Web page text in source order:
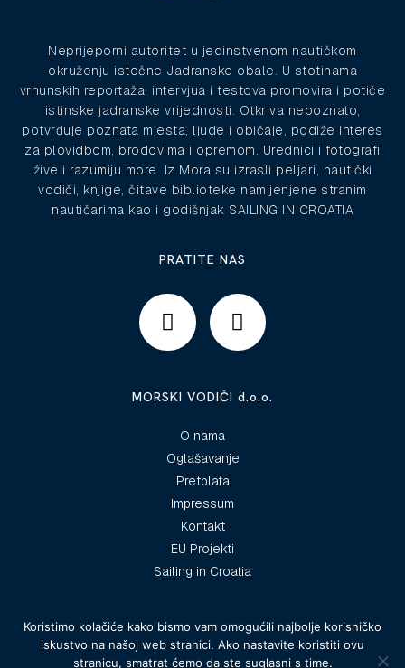
Neprijeporni autoritet u jedinstvenom nautičkom
okruženju istočne Jadranske obale. U stotinama
vrhunskih reportaža, intervjua i testova promovira i potiče
istinske jadranske vrijednosti. Otkriva nepoznato,
potvrđuje poznata mjesta, ljude i običaje, podiže interes
za plovidbom, brodovima i opremom. Urednici i fotografi
žive i razumiju more. Iz Mora su izrasli peljari, nautički
vodiči, knjige, čitave biblioteke namijenjene stranim
nautičarima kao i godišnjak SAILING IN CROATIA
PRATITE NAS
MORSKI VODIČI d.o.o.
O nama
Oglašavanje
Pretplata
Impressum
Kontakt
EU Projekti
Sailing in Croatia
© 2025 Morski vodiči
Koristimo kolačiće kako bismo vam omogućili najbolje korisničko
iskustvo na našoj web stranici. Ako nastavite koristiti ovu
stranicu, smatrat ćemo da ste suglasni s time.